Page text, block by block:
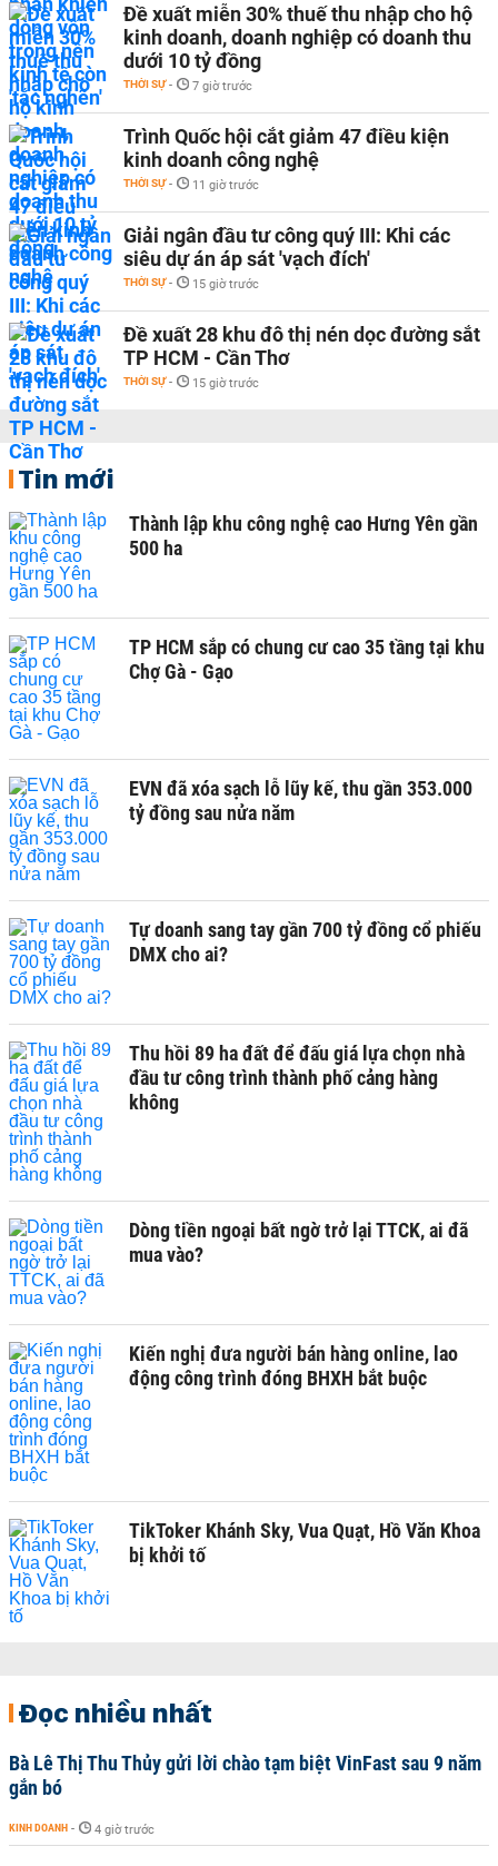
Đề xuất miễn 30% thuế thu nhập cho hộ
kinh doanh, doanh nghiệp có doanh thu
dưới 10 tỷ đồng
THỜI SỰ - 7 giờ trước
Trình Quốc hội cắt giảm 47 điều kiện
kinh doanh công nghệ
THỜI SỰ - 11 giờ trước
Giải ngân đầu tư công quý III: Khi các
siêu dự án áp sát 'vạch đích'
THỜI SỰ - 15 giờ trước
Đề xuất 28 khu đô thị nén dọc đường sắt
TP HCM - Cần Thơ
THỜI SỰ - 15 giờ trước
Tin mới
Thành lập khu công nghệ cao Hưng Yên gần
500 ha
TP HCM sắp có chung cư cao 35 tầng tại khu
Chợ Gà - Gạo
EVN đã xóa sạch lỗ lũy kế, thu gần 353.000
tỷ đồng sau nửa năm
Tự doanh sang tay gần 700 tỷ đồng cổ phiếu
DMX cho ai?
Thu hồi 89 ha đất để đấu giá lựa chọn nhà
đầu tư công trình thành phố cảng hàng
không
Dòng tiền ngoại bất ngờ trở lại TTCK, ai đã
mua vào?
Kiến nghị đưa người bán hàng online, lao
động công trình đóng BHXH bắt buộc
TikToker Khánh Sky, Vua Quạt, Hồ Văn Khoa
bị khởi tố
Đọc nhiều nhất
Bà Lê Thị Thu Thủy gửi lời chào tạm biệt VinFast sau 9 năm
gắn bó
KINH DOANH - 4 giờ trước